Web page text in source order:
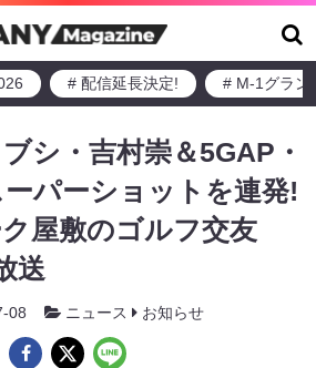
# 配信延長決定! # M-1グラン
シ・吉村崇＆5GAP・
パーショットを連発!
ク屋敷のゴルフ交友
送
08 ニュース お知らせ